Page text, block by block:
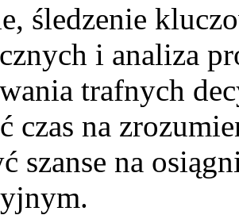
śledzenie
i analiza
trafnych
czas ​na
szanse na